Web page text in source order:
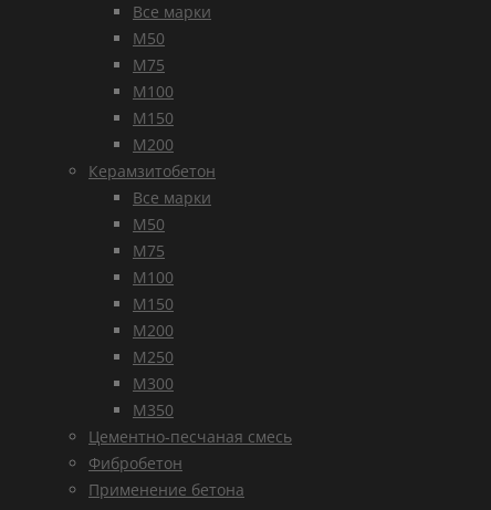
Все марки
М50
М75
М100
М150
М200
Керамзитобетон
Все марки
М50
М75
М100
М150
М200
М250
М300
М350
Цементно-песчаная смесь
Фибробетон
Применение бетона